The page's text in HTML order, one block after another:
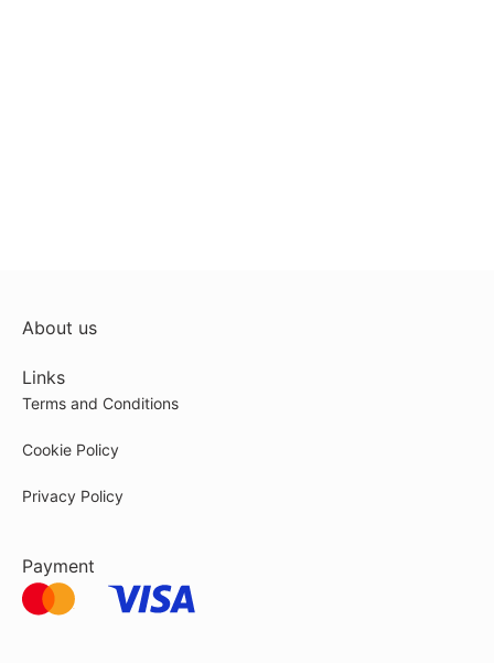
About us
Links
Terms and Conditions
Cookie Policy
Privacy Policy
Payment